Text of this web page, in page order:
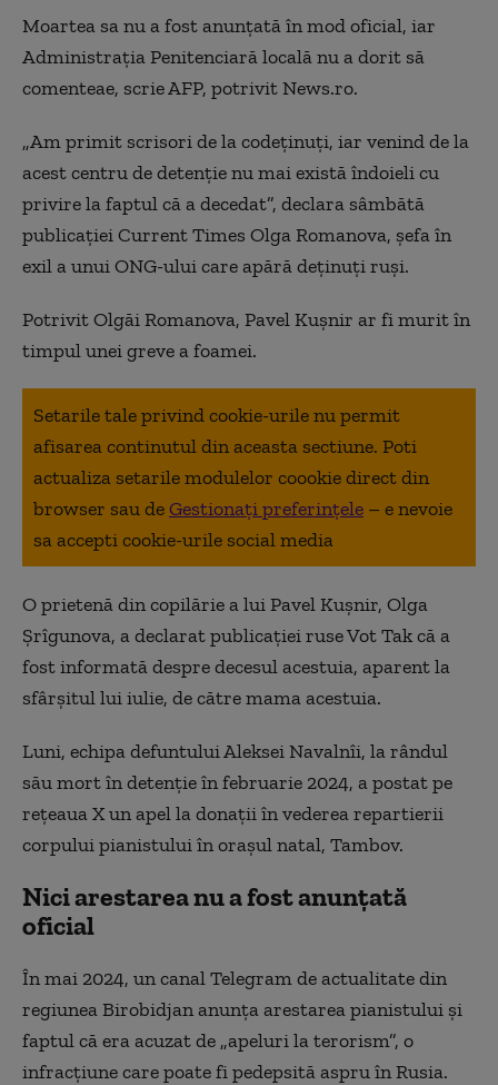
Moartea sa nu a fost anunţată în mod oficial, iar
Administraţia Penitenciară locală nu a dorit să
comenteae, scrie AFP, potrivit News.ro.
„Am primit scrisori de la codeţinuţi, iar venind de la
acest centru de detenţie nu mai există îndoieli cu
privire la faptul că a decedat”, declara sâmbătă
publicaţiei Current Times Olga Romanova, şefa în
exil a unui ONG-ului care apără deţinuţi ruşi.
Potrivit Olgăi Romanova, Pavel Kuşnir ar fi murit în
timpul unei greve a foamei.
Setarile tale privind cookie-urile nu permit
afisarea continutul din aceasta sectiune. Poti
actualiza setarile modulelor coookie direct din
browser sau deGestionați preferințele – e nevoie
sa accepti cookie-urile social media
O prietenă din copilărie a lui Pavel Kuşnir, Olga
Şrîgunova, a declarat publicaţiei ruse Vot Tak că a
fost informată despre decesul acestuia, aparent la
sfârşitul lui iulie, de către mama acestuia.
Luni, echipa defuntului Aleksei Navalnîi, la rândul
său mort în detenţie în februarie 2024, a postat pe
rețeaua X un apel la donaţii în vederea repartierii
corpului pianistului în oraşul natal, Tambov.
Nici arestarea nu a fost anunțată
oficial
În mai 2024, un canal Telegram de actualitate din
regiunea Birobidjan anunţa arestarea pianistului şi
faptul că era acuzat de „apeluri la terorism”, o
infracţiune care poate fi pedepsită aspru în Rusia.